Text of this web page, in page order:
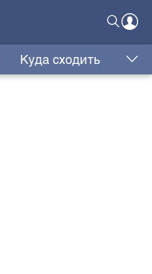
Куда сходить